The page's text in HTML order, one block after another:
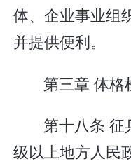
体、企业事业组
并提供便利。
第三章 体格
第十八条 征
级以上地方人民